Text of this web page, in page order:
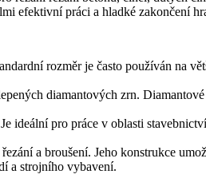
efektivní práci a hladké zakončení
rozměr je často používán na
diamantových zrn.
ideální pro práce v oblasti
a broušení. Jeho konstrukce
a strojního vybavení.